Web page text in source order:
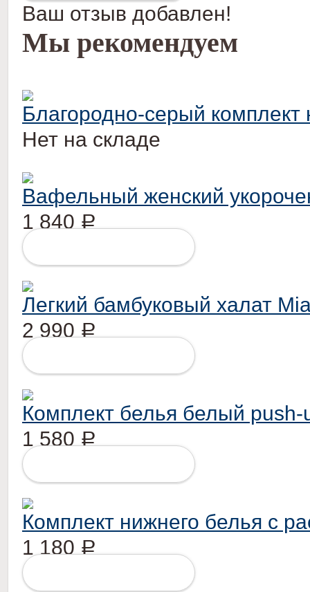
Ваш отзыв добавлен!
Мы рекомендуем
Благородно-серый
Нет на складе
Вафельный женский
1 840 Р
Легкий бамбуковый халат
2 990 Р
Комплект белья белый push-
1 580 Р
Комплект нижнего белья с
1 180 Р